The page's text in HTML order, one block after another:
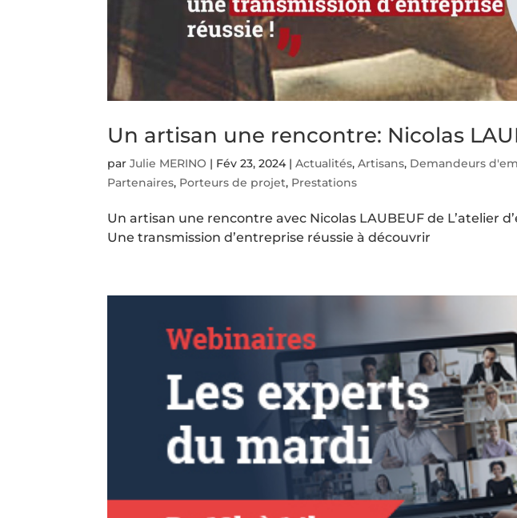
Un artisan une rencontre: Nicolas
parJulie MERINO | Fév 23, 2024|Actualités,Artisans, Demandeurs
Partenaires, Porteurs de projet, Prestations
Un artisan une rencontre avec Nicolas LAUBEUF de L’atelier
Une transmission d’entreprise réussie à découvrir